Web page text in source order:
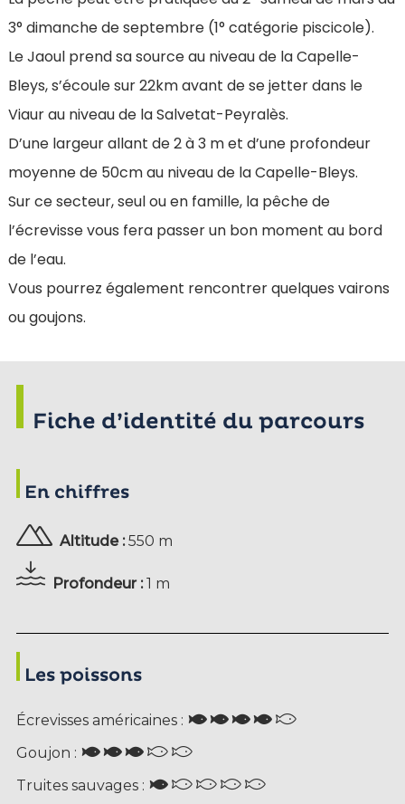
3° dimanche de septembre (1° catégorie piscicole).
Le Jaoul prend sa source au niveau de la Capelle-
Bleys, s’écoule sur 22km avant de se jetter dans le
Viaur au niveau de la Salvetat-Peyralès.
D’une largeur allant de 2 à 3 m et d’une profondeur
moyenne de 50cm au niveau de la Capelle-Bleys.
Sur ce secteur, seul ou en famille, la pêche de
l’écrevisse vous fera passer un bon moment au bord
de l’eau.
Vous pourrez également rencontrer quelques vairons
ou goujons.
Fiche d’identité du parcours
En chiffres
Altitude :550 m
Profondeur :1 m
Les poissons
Écrevisses américaines :
Goujon :
Truites sauvages :